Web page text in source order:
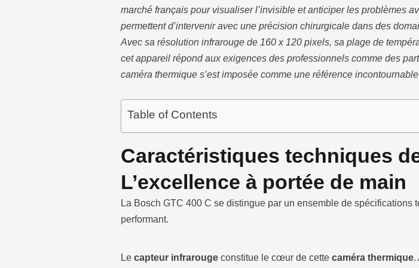
marché français pour visualiser l’invisible et anticiper les problèmes
permettent d’intervenir avec une précision chirurgicale dans des
Avec sa résolution infrarouge de 160 x 120 pixels, sa plage de
cet appareil répond aux exigences des professionnels comme des
caméra thermique s’est imposée comme une référence
Table of Contents
Caractéristiques techniques
L’excellence à portée de main
La Bosch GTC 400 C se distingue par un ensemble de
performant.
Le capteur infrarouge constitue le cœur de cette caméra thermique.